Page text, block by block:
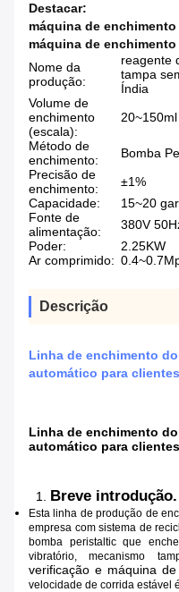
Destacar:
máquina de
máquina de
Nome da
produção:
reagente
tampa
Índia
Volume de
enchimento
(escala):
20~150ml
Método de
enchimento:
Bomba
Precisão de
enchimento:
±1%
Capacidade:
15~20
Fonte de
alimentação:
380V
Poder:
2.25KW
Ar comprimido:
Descrição
Linha de enchimento
automático para
Linha de enchimento
automático para
1. Breve introdução.
Esta linha de produção de
empresa com sistema de
bomba peristaltic que
vibratório, mecanismo
verificação e máquina
velocidade de corrida estável